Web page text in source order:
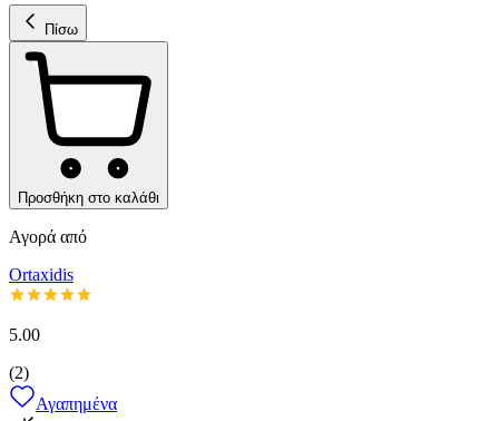
Πίσω
Προσθήκη στο καλάθι
Αγορά από
Ortaxidis
5.00
(2)
Αγαπημένα